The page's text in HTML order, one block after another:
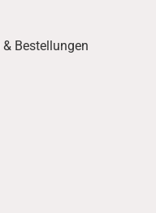
Bestellungen